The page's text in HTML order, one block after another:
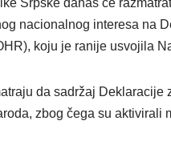
nacionalnog interesa na
koju je ranije usvojila
da sadržaj
zbog čega su